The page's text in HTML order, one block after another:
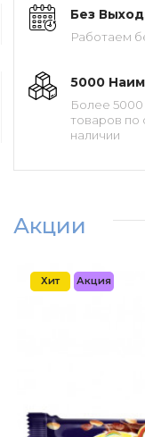
Без
Работаем
5000
Более 5000
товаров по
наличии
Акции
Хит Акция